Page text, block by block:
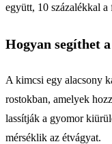
együtt, 10 százalékkal
Hogyan segíthet
A kimcsi egy alacsony
rostokban, amelyek
lassítják a gyomor
mérséklik az étvágyat.